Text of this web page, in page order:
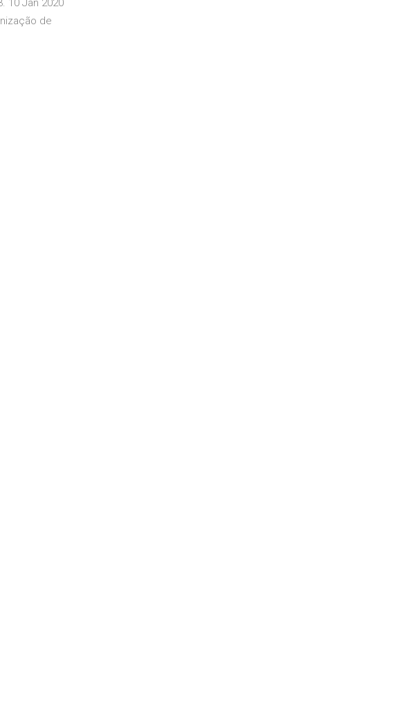
10 Jan 2020
de